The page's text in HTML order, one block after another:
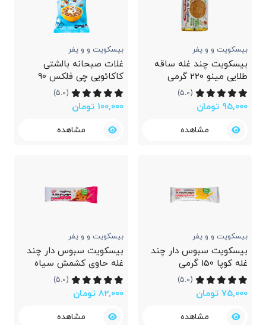
بیسکویت و و یفر
بیسکویت چند غله ساقه
طلایی مینو 220 گرمی
(5.0)
95,000 تومان
مشاهده
بیسکویت و و یفر
غلات صبحانه بالشتی
کاکائویی چی‌ فلکس 90
گرمی
(5.0)
100,000 تومان
مشاهده
بیسکویت و و یفر
بیسکویت سبوس دار چند
غله کوپا 150 گرمی
(5.0)
75,000 تومان
مشاهده
بیسکویت و و یفر
بیسکویت سبوس دار چند
غله حاوی کشمش سیاه
کوپا 150 گرمی
(5.0)
82,000 تومان
مشاهده